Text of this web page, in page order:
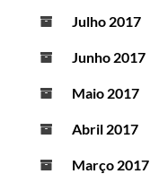
Julho 2017
Junho 2017
Maio 2017
Abril 2017
Março 2017